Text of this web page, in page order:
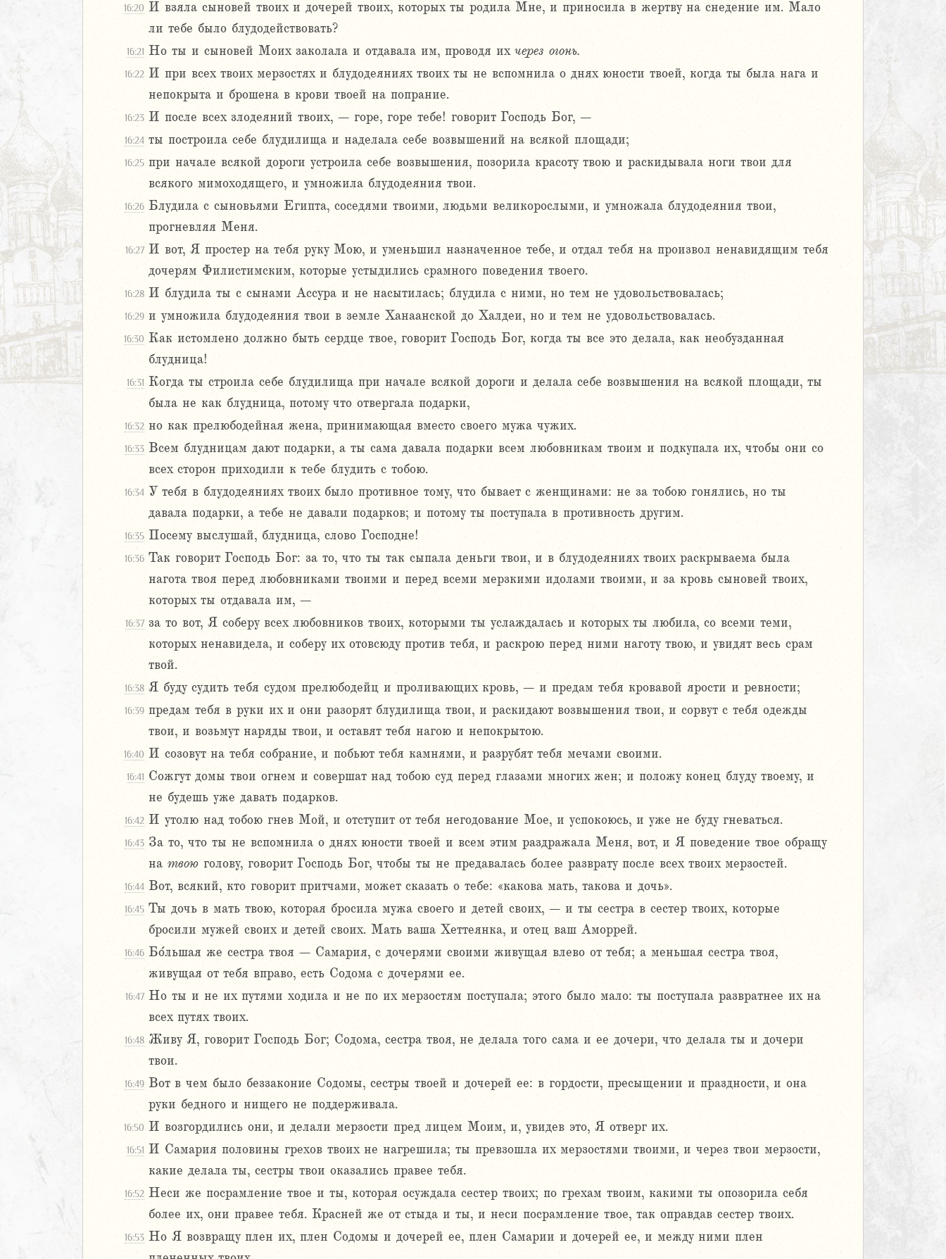
16:20 И взяла сыновей твоих и дочерей твоих, которых ты родила Мне, и приносила в жертву на снедение им. Мало
ли тебе было блудодействовать?
16:21 Но ты и сыновей Моих заколала и отдавала им, проводя их через огонь.
16:22 И при всех твоих мерзостях и блудодеяниях твоих ты не вспомнила о днях юности твоей, когда ты была нага и
непокрыта и брошена в крови твоей на попрание.
16:23 И после всех злодеяний твоих, – горе, горе тебе! говорит Господь Бог, –
16:24 ты построила себе блудилища и наделала себе возвышений на всякой площади;
16:25 при начале всякой дороги устроила себе возвышения, позорила красоту твою и раскидывала ноги твои для
всякого мимоходящего, и умножила блудодеяния твои.
16:26 Блудила с сыновьями Египта, соседями твоими, людьми великорослыми, и умножала блудодеяния твои,
прогневляя Меня.
16:27 И вот, Я простер на тебя руку Мою, и уменьшил назначенное тебе, и отдал тебя на произвол ненавидящим тебя
дочерям Филистимским, которые устыдились срамного поведения твоего.
16:28 И блудила ты с сынами Ассура и не насытилась; блудила с ними, но тем не удовольствовалась;
16:29 и умножила блудодеяния твои в земле Ханаанской до Халдеи, но и тем не удовольствовалась.
16:30 Как истомлено должно быть сердце твое, говорит Господь Бог, когда ты все это делала, как необузданная
блудница!
16:31 Когда ты строила себе блудилища при начале всякой дороги и делала себе возвышения на всякой площади, ты
была не как блудница, потому что отвергала подарки,
16:32 но как прелюбодейная жена, принимающая вместо своего мужа чужих.
16:33 Всем блудницам дают подарки, а ты сама давала подарки всем любовникам твоим и подкупала их, чтобы они со
всех сторон приходили к тебе блудить с тобою.
16:34 У тебя в блудодеяниях твоих было противное тому, что бывает с женщинами: не за тобою гонялись, но ты
давала подарки, а тебе не давали подарков; и потому ты поступала в противность другим.
16:35 Посему выслушай, блудница, слово Господне!
16:36 Так говорит Господь Бог: за то, что ты так сыпала деньги твои, и в блудодеяниях твоих раскрываема была
нагота твоя перед любовниками твоими и перед всеми мерзкими идолами твоими, и за кровь сыновей твоих,
которых ты отдавала им, –
16:37 за то вот, Я соберу всех любовников твоих, которыми ты услаждалась и которых ты любила, со всеми теми,
которых ненавидела, и соберу их отовсюду против тебя, и раскрою перед ними наготу твою, и увидят весь срам
твой.
16:38 Я буду судить тебя судом прелюбодейц и проливающих кровь, – и предам тебя кровавой ярости и ревности;
16:39 предам тебя в руки их и они разорят блудилища твои, и раскидают возвышения твои, и сорвут с тебя одежды
твои, и возьмут наряды твои, и оставят тебя нагою и непокрытою.
16:40 И созовут на тебя собрание, и побьют тебя камнями, и разрубят тебя мечами своими.
16:41 Сожгут домы твои огнем и совершат над тобою суд перед глазами многих жен; и положу конец блуду твоему, и
не будешь уже давать подарков.
16:42 И утолю над тобою гнев Мой, и отступит от тебя негодование Мое, и успокоюсь, и уже не буду гневаться.
16:43 За то, что ты не вспомнила о днях юности твоей и всем этим раздражала Меня, вот, и Я поведение твое обращу
на твою голову, говорит Господь Бог, чтобы ты не предавалась более разврату после всех твоих мерзостей.
16:44 Вот, всякий, кто говорит притчами, может сказать о тебе: «какова мать, такова и дочь».
16:45 Ты дочь в мать твою, которая бросила мужа своего и детей своих, – и ты сестра в сестер твоих, которые
бросили мужей своих и детей своих. Мать ваша Хеттеянка, и отец ваш Аморрей.
16:46 Бо́льшая же сестра твоя – Самария, с дочерями своими живущая влево от тебя; а меньшая сестра твоя,
живущая от тебя вправо, есть Содома с дочерями ее.
16:47 Но ты и не их путями ходила и не по их мерзостям поступала; этого было мало: ты поступала развратнее их на
всех путях твоих.
16:48 Живу Я, говорит Господь Бог; Содома, сестра твоя, не делала того сама и ее дочери, что делала ты и дочери
твои.
16:49 Вот в чем было беззаконие Содомы, сестры твоей и дочерей ее: в гордости, пресыщении и праздности, и она
руки бедного и нищего не поддерживала.
16:50 И возгордились они, и делали мерзости пред лицем Моим, и, увидев это, Я отверг их.
16:51 И Самария половины грехов твоих не нагрешила; ты превзошла их мерзостями твоими, и через твои мерзости,
какие делала ты, сестры твои оказались правее тебя.
16:52 Неси же посрамление твое и ты, которая осуждала сестер твоих; по грехам твоим, какими ты опозорила себя
более их, они правее тебя. Красней же от стыда и ты, и неси посрамление твое, так оправдав сестер твоих.
16:53 Но Я возвращу плен их, плен Содомы и дочерей ее, плен Самарии и дочерей ее, и между ними плен